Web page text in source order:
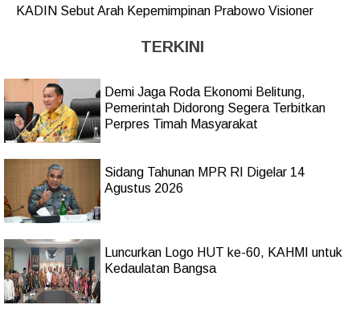
KADIN Sebut Arah Kepemimpinan Prabowo Visioner
TERKINI
Demi Jaga Roda Ekonomi Belitung,
Pemerintah Didorong Segera Terbitkan
Perpres Timah Masyarakat
Sidang Tahunan MPR RI Digelar 14
Agustus 2026
Luncurkan Logo HUT ke-60, KAHMI untuk
Kedaulatan Bangsa